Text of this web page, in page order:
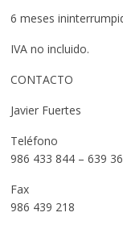
6 meses
IVA no incluido.
CONTACTO
Javier Fuertes
Teléfono
986 433 844 – 639
Fax
986 439 218